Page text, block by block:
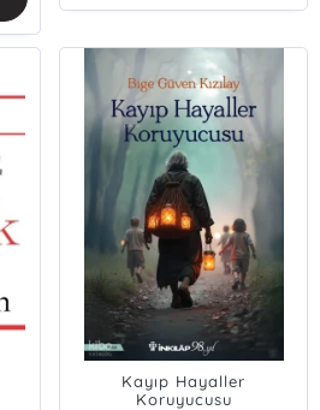
Kayıp Hayaller
Koruyucusu